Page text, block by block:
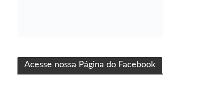
Acesse nossa Página do Facebook